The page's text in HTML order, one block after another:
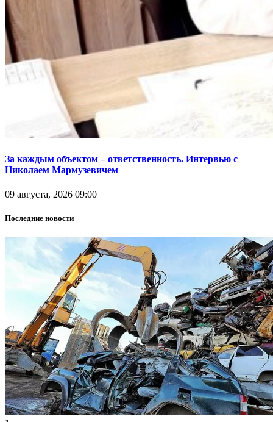
За каждым объектом – ответственность. Интервью с
Николаем Мармузевичем
09 августа, 2026 09:00
Последние новости